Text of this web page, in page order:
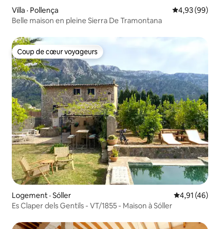
Villa · Pollença Note
4,93 (99)
Belle maison en pleine Sierra De Tramontana
Coup de cœur voyageurs
Coup de cœur voyageurs
Logement · Sóller Note
4,91 (46)
Es Claper dels Gentils - VT/1855 - Maison à Sóller